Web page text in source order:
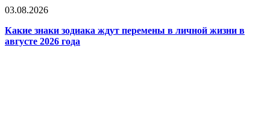
03.08.2026
Какие знаки зодиака ждут перемены в личной жизни в
августе 2026 года